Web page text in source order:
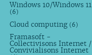
Windows 10/Windows 11
(6)
Cloud computing (6)
Framasoft -
Collectivisons Internet /
Convivialisons Internet